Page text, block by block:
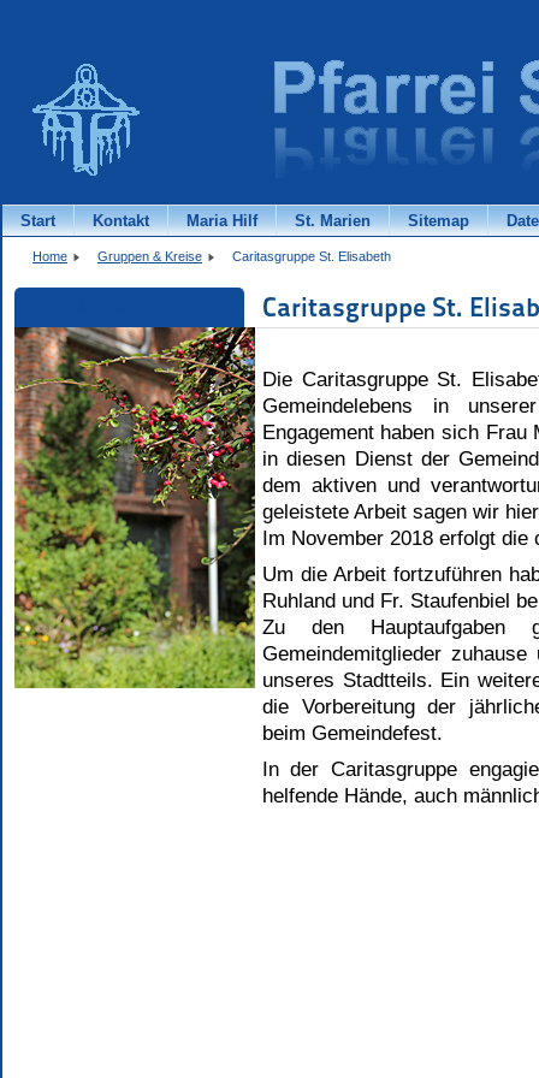
Start Kontakt Maria Hilf St. Marien Sitemap
Home Gruppen & Kreise Caritasgruppe St. Elisabeth
Caritasgruppe St.
Die Caritasgruppe St.
Gemeindelebens in
Engagement haben sich
in diesen Dienst der
dem aktiven und
geleistete Arbeit sagen wir
Im November 2018 erfolgt
Um die Arbeit fortzuführen
Ruhland und Fr. Staufenbiel
Zu den Hauptaufgaben
Gemeindemitglieder
unseres Stadtteils. Ein
die Vorbereitung der
beim Gemeindefest.
In der Caritasgruppe
helfende Hände, auch